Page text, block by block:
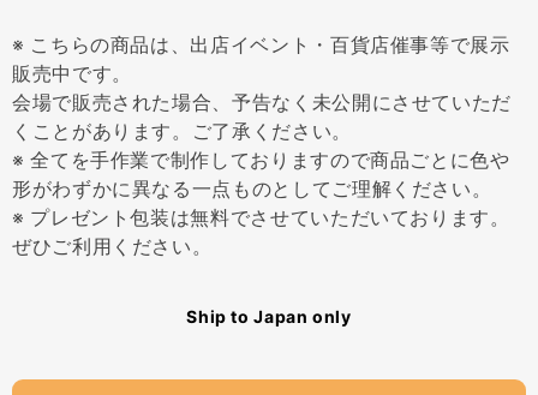
※ こちらの商品は、出店イベント・百貨店催事等で展示
販売中です。
会場で販売された場合、予告なく未公開にさせていただ
くことがあります。ご了承ください。
※ 全てを手作業で制作しておりますので商品ごとに色や
形がわずかに異なる一点ものとしてご理解ください。
※ プレゼント包装は無料でさせていただいております。
ぜひご利用ください。
Ship to Japan only